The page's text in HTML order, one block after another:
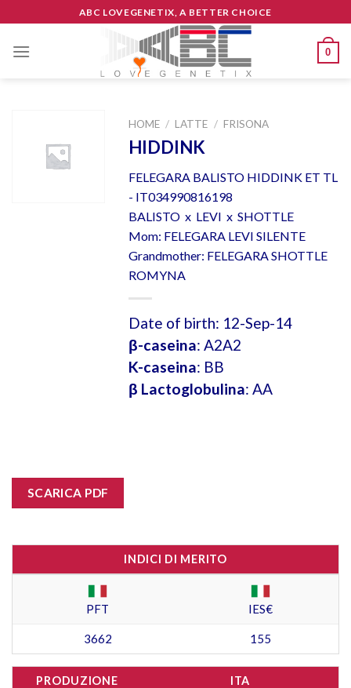
to
content
ABC LOVEGENETIX, A BETTER CHOICE
0
HOME / LATTE / FRISONA
HIDDINK
FELEGARA BALISTO HIDDINK ET TL
- IT034990816198
BALISTO x LEVI x SHOTTLE
Mom: FELEGARA LEVI SILENTE
Grandmother: FELEGARA SHOTTLE
ROMYNA
Date of birth: 12-Sep-14
β-caseina: A2A2
K-caseina: BB
β Lactoglobulina: AA
SCARICA PDF
INDICI DI MERITO
PFT IES€
3662 155
PRODUZIONE ITA